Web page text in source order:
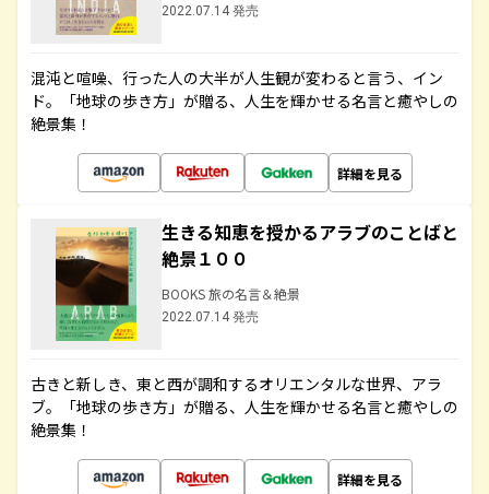
2022.07.14 発売
混沌と喧噪、行った人の大半が人生観が変わると言う、イン
ド。「地球の歩き方」が贈る、人生を輝かせる名言と癒やしの
絶景集！
詳細を見る
生きる知恵を授かるアラブのことばと
絶景１００
BOOKS 旅の名言＆絶景
2022.07.14 発売
古きと新しき、東と西が調和するオリエンタルな世界、アラ
ブ。「地球の歩き方」が贈る、人生を輝かせる名言と癒やしの
絶景集！
詳細を見る